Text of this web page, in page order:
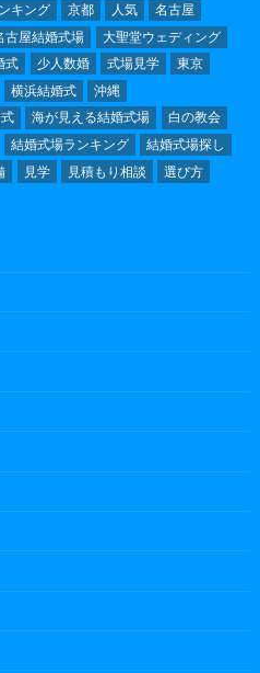
キング 京都 人気
名古屋
古屋結婚式場
大聖堂ウェディング
式 少人数婚 式場見学
東京
横浜結婚式
沖縄
海が見える結婚式場
白の教会
結婚式場ランキング
結婚式場探し
見学 見積もり相談 選び方